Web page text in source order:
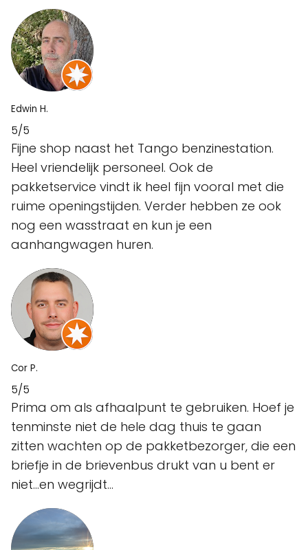
Edwin H.
5/5
Fijne shop naast het Tango benzinestation.
Heel vriendelijk personeel. Ook de
pakketservice vindt ik heel fijn vooral met die
ruime openingstijden. Verder hebben ze ook
nog een wasstraat en kun je een
aanhangwagen huren.
Cor P.
5/5
Prima om als afhaalpunt te gebruiken. Hoef je
tenminste niet de hele dag thuis te gaan
zitten wachten op de pakketbezorger, die een
briefje in de brievenbus drukt van u bent er
niet…en wegrijdt…